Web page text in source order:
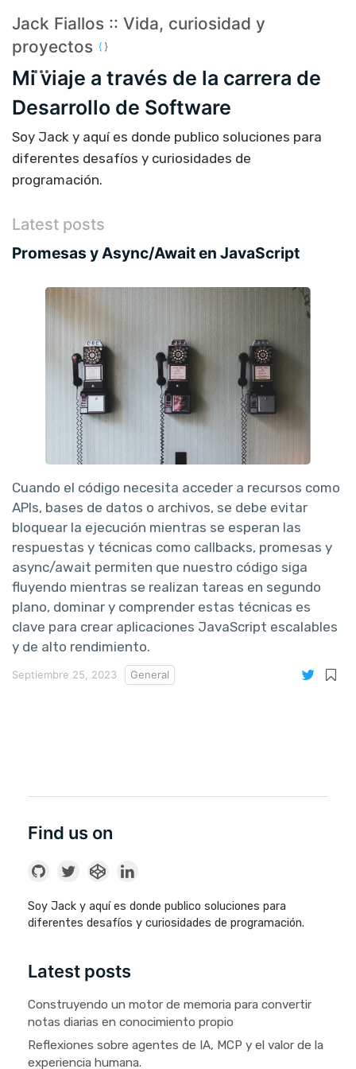
Jack Fiallos :: Vida, curiosidad y
proyectos
Mi viaje a través de la carrera de
Desarrollo de Software
Soy Jack y aquí es donde publico soluciones para
diferentes desafíos y curiosidades de
programación.
Latest posts
Promesas y Async/Await en JavaScript
Cuando el código necesita acceder a recursos como
APIs, bases de datos o archivos, se debe evitar
bloquear la ejecución mientras se esperan las
respuestas y técnicas como callbacks, promesas y
async/await permiten que nuestro código siga
fluyendo mientras se realizan tareas en segundo
plano, dominar y comprender estas técnicas es
clave para crear aplicaciones JavaScript escalables
y de alto rendimiento.
Septiembre 25, 2023 General
Find us on
Soy Jack y aquí es donde publico soluciones para
diferentes desafíos y curiosidades de programación.
Latest posts
Construyendo un motor de memoria para convertir
notas diarias en conocimiento propio
Reflexiones sobre agentes de IA, MCP y el valor de la
experiencia humana.